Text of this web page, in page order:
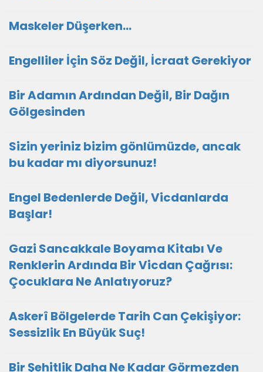
Maskeler Düşerken…
Engelliler İçin Söz Değil, İcraat Gerekiyor
Bir Adamın Ardından Değil, Bir Dağın
Gölgesinden
Sizin yeriniz bizim gönlümüzde, ancak
bu kadar mı diyorsunuz!
Engel Bedenlerde Değil, Vicdanlarda
Başlar!
Gazi Sancakkale Boyama Kitabı Ve
Renklerin Ardında Bir Vicdan Çağrısı:
Çocuklara Ne Anlatıyoruz?
Askerî Bölgelerde Tarih Can Çekişiyor:
Sessizlik En Büyük Suç!
Bir Şehitlik Daha Ne Kadar Görmezden